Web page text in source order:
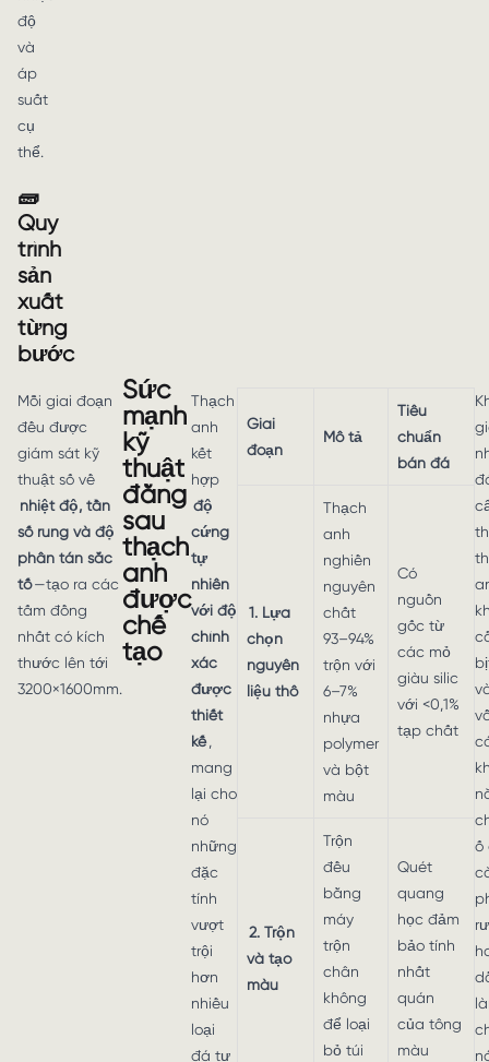
độ
và
áp
suất
cụ
thể.
🧱
Quy
trình
sản
xuất
từng
bước
Mỗi giai đoạn
đều được
giám sát kỹ
thuật số về
nhiệt độ, tần
số rung và độ
phân tán sắc
tố—tạo ra các
tấm đồng
nhất có kích
thước lên tới
3200×1600mm.
Sức
mạnh
kỹ
thuật
đằng
sau
thạch
anh
được
chế
tạo
Thạch
anh
kết
hợp
độ
cứng
tự
nhiên
với độ
chính
xác
được
thiết
kế
mang
lại cho
nó
những
đặc
tính
vượt
trội
hơn
nhiều
loại
đá tự
Giai
đoạn
Mô tả
Tiêu
chuẩn
bán đá
1. Lựa
chọn
nguyên
liệu thô
Thạch
anh
nghiền
nguyên
chất
93–94%
trộn với
6–7%
nhựa
polymer
và bột
màu
Có
nguồn
gốc từ
các mỏ
giàu silic
với <0,1%
tạp chất
2. Trộn
và tạo
màu
Trộn
đều
bằng
máy
trộn
chân
không
để loại
bỏ túi
Quét
quang
học đảm
bảo tính
nhất
quán
của tông
màu
ố